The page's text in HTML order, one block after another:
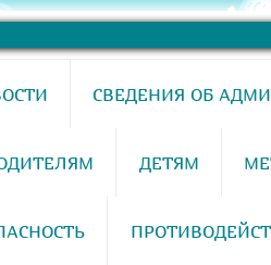
СВЕДЕНИЯ ОБ
ДЕТЯМ